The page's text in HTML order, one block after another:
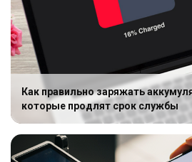
Как правильно заряжать
которые продлят срок службы